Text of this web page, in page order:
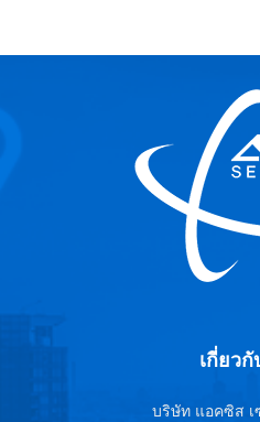
เกี่ยวกั
บริษัท แอคซิส เ